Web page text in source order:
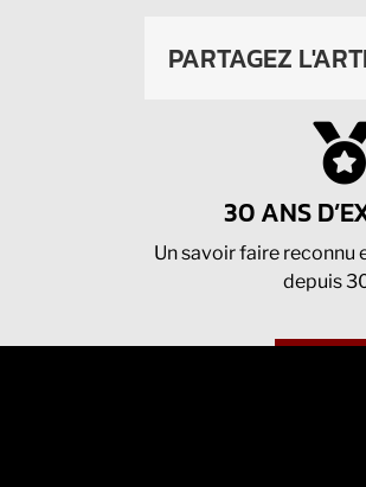
PARTAGEZ
30 ANS
Un savoir faire reconnu
depuis